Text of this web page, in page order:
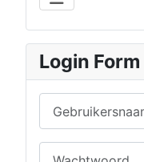
Login Form